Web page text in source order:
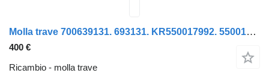
Molla trave 700639131. 693131. KR550017992. 550017992. 639131 per semirimorchio Krone GIGANT
400 €
Ricambio - molla trave